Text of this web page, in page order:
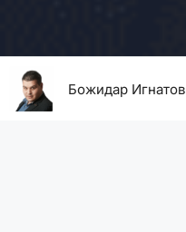
Божидар Игнатов